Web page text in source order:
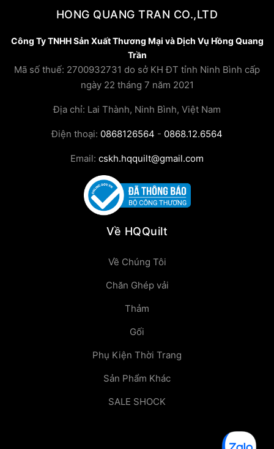
HONG QUANG TRAN CO.,LTD
Công Ty TNHH Sản Xuất Thương Mại và Dịch Vụ Hồng Quang
Trần
Mã số thuế: 2700932731 do sở KH ĐT tỉnh Ninh Bình cấp
ngày 22 tháng 7 năm 2021
Địa chỉ: Lai Thành, Ninh Bình, Việt Nam
Điện thoại: 0868126564 - 0868.12.6564
Email: cskh.hqquilt@gmail.com
Về HQQuilt
Về Chúng Tôi
Chăn Ghép vải
Thảm
Gối
Phụ Kiện Thời Trang
Sản Phẩm Khác
SALE SHOCK